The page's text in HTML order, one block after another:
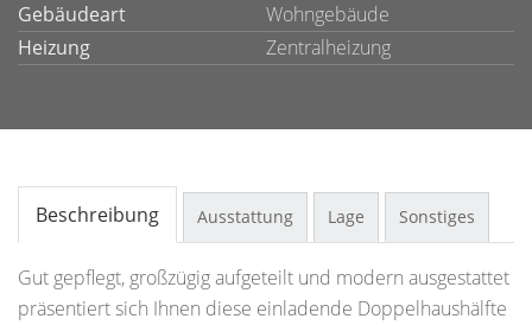
Gebäudeart
Wohngebäude
Heizung
Zentralheizung
Beschreibung Ausstattung Lage Sonstiges
Gut gepflegt, großzügig aufgeteilt und modern ausgestattet
präsentiert sich Ihnen diese einladende Doppelhaushälfte